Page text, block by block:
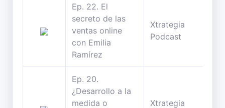
Ep. 22. El
secreto de las
ventas online
con Emilia
Ramírez
Xtrategia
Podcast
Ep. 20.
¿Desarrollo a la
medida o
Xtrategia